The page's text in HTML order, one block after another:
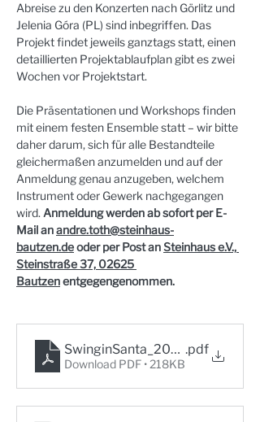
Abreise zu den Konzerten nach Görlitz und
Jelenia Góra (PL) sind inbegriffen. Das
Projekt findet jeweils ganztags statt, einen
detaillierten Projektablaufplan gibt es zwei
Wochen vor Projektstart.
Die Präsentationen und Workshops finden
mit einem festen Ensemble statt – wir bitte
daher darum, sich für alle Bestandteile
gleichermaßen anzumelden und auf der
Anmeldung genau anzugeben, welchem
Instrument oder Gewerk nachgegangen
wird. Anmeldung werden ab sofort per E-
Mail an andre.toth@steinhaus-
bautzen.de oder per Post an Steinhaus e.V.,
Steinstraße 37, 02625
Bautzen entgegengenommen.
.pdf
Download PDF • 218KB